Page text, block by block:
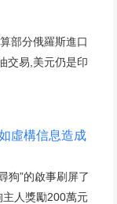
部分俄羅斯進口
交易,美元仍是印
虛構信息造成
狗”的啟事刷屏了
人獎勵200萬元